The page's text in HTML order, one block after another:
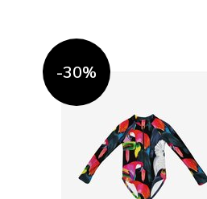
-30%